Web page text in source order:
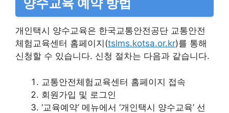
양수교육 예약 방법
개인택시 양수교육은 한국교통안전공단 교통안전
체험교육센터 홈페이지(tslms.kotsa.or.kr)를 통해
신청할 수 있습니다. 신청 절차는 다음과 같습니다.
교통안전체험교육센터 홈페이지 접속​
회원가입 및 로그인​
‘교육예약’ 메뉴에서 ‘개인택시 양수교육’ 선